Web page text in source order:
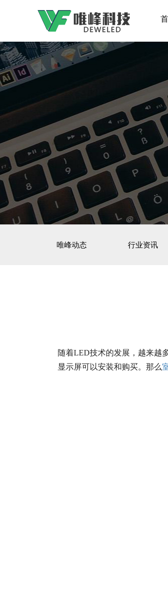
唯峰动态 行业资讯
随着LED技术的发展，越来越
显示屏可以安装和购买。那么